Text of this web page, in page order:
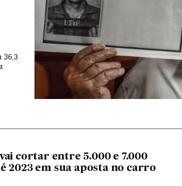
36,3
cortar entre 5.000 e 7.000
2023 em sua aposta no carro